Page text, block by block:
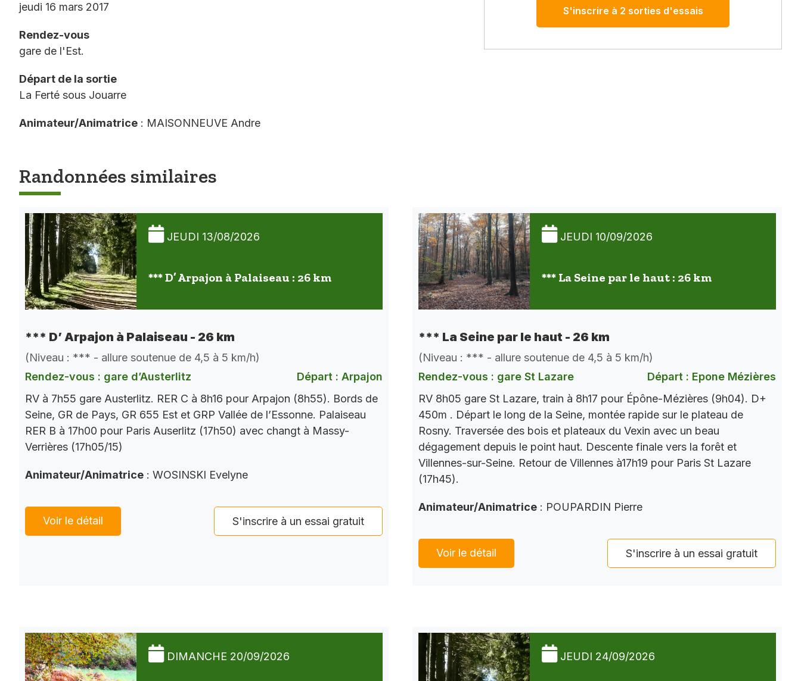
jeudi 16 mars 2017
Rendez-vous
gare de l'Est.
Départ de la sortie
La Ferté sous Jouarre
Animateur/Animatrice : MAISONNEUVE Andre
S'inscrire à 2 sorties d'essais
Randonnées similaires
JEUDI 13/08/2026
*** D’ Arpajon à Palaiseau : 26 km
*** D’ Arpajon à Palaiseau - 26 km
(Niveau : *** - allure soutenue de 4,5 à 5 km/h)
Rendez-vous : gare d’Austerlitz
Départ : Arpajon
RV à 7h55 gare Austerlitz. RER C à 8h16 pour Arpajon (8h55). Bords de
Seine, GR de Pays, GR 655 Est et GRP Vallée de l’Essonne. Palaiseau
RER B à 17h00 pour Paris Auserlitz (17h50) avec changt à Massy-
Verrières (17h05/15)
Animateur/Animatrice : WOSINSKI Evelyne
Voir le détail S'inscrire à un essai gratuit
JEUDI 10/09/2026
*** La Seine par le haut : 26 km
*** La Seine par le haut - 26 km
(Niveau : *** - allure soutenue de 4,5 à 5 km/h)
Rendez-vous : gare St Lazare
Départ : Epone Mézières
RV 8h05 gare St Lazare, train à 8h17 pour Épône-Mézières (9h04). D+
450m . Départ le long de la Seine, montée rapide sur le plateau de
Rosny. Traversée des bois et plateaux du Vexin avec un beau
dégagement depuis le point haut. Descente finale vers la forêt et
Villennes-sur-Seine. Retour de Villennes à17h19 pour Paris St Lazare
(17h45).
Animateur/Animatrice : POUPARDIN Pierre
Voir le détail S'inscrire à un essai gratuit
DIMANCHE 20/09/2026 JEUDI 24/09/2026